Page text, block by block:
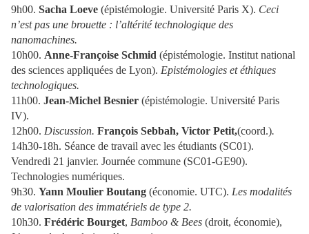
9h00. Sacha Loeve (épistémologie. Université Paris X). Ceci
n’est pas une brouette : l’altérité technologique des
nanomachines.
10h00. Anne-Françoise Schmid (épistémologie. Institut national
des sciences appliquées de Lyon). Epistémologies et éthiques
technologiques.
11h00. Jean-Michel Besnier (épistémologie. Université Paris
IV).
12h00. Discussion. François Sebbah, Victor Petit,(coord.).
14h30-18h. Séance de travail avec les étudiants (SC01).
Vendredi 21 janvier. Journée commune (SC01-GE90).
Technologies numériques.
9h30. Yann Moulier Boutang (économie. UTC). Les modalités
de valorisation des immatériels de type 2.
10h30. Frédéric Bourget, Bamboo & Bees (droit, économie),